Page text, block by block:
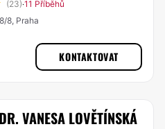
(23)·11 Příběhů
8, Praha
KONTAKTOVAT
VANESA LOVĚTÍNSKÁ